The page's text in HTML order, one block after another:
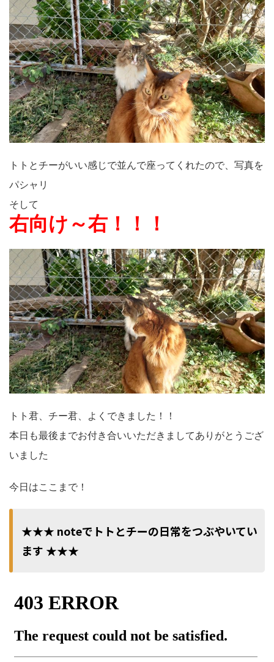
トトとチーがいい感じで並んで座ってくれたので、写真を
パシャリ
そして
右向け～右！！！
トト君、チー君、よくできました！！
本日も最後までお付き合いいただきましてありがとうござ
いました
今日はここまで！
★★★ noteでトトとチーの日常をつぶやいてい
ます ★★★